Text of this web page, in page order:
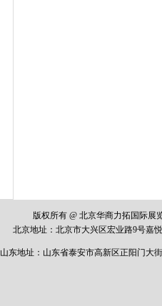
版权所有 @ 北京华商力拓国际
北京地址：北京市大兴区宏业路9号嘉
山东地址：山东省泰安市高新区正阳门大